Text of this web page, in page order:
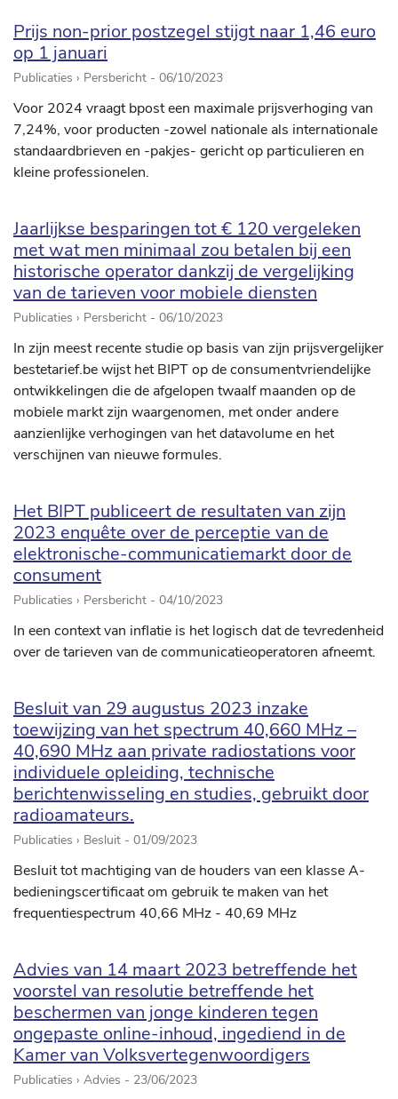
Prijs non-prior postzegel stijgt naar 1,46 euro
op 1 januari
Publicaties › Persbericht - 06/10/2023
Voor 2024 vraagt bpost een maximale prijsverhoging van
7,24%, voor producten -zowel nationale als internationale
standaardbrieven en -pakjes- gericht op particulieren en
kleine professionelen.
Jaarlijkse besparingen tot € 120 vergeleken
met wat men minimaal zou betalen bij een
historische operator dankzij de vergelijking
van de tarieven voor mobiele diensten
Publicaties › Persbericht - 06/10/2023
In zijn meest recente studie op basis van zijn prijsvergelijker
bestetarief.be wijst het BIPT op de consumentvriendelijke
ontwikkelingen die de afgelopen twaalf maanden op de
mobiele markt zijn waargenomen, met onder andere
aanzienlijke verhogingen van het datavolume en het
verschijnen van nieuwe formules.
Het BIPT publiceert de resultaten van zijn
2023 enquête over de perceptie van de
elektronische-communicatiemarkt door de
consument
Publicaties › Persbericht - 04/10/2023
In een context van inflatie is het logisch dat de tevredenheid
over de tarieven van de communicatieoperatoren afneemt.
Besluit van 29 augustus 2023 inzake
toewijzing van het spectrum 40,660 MHz –
40,690 MHz aan private radiostations voor
individuele opleiding, technische
berichtenwisseling en studies, gebruikt door
radioamateurs.
Publicaties › Besluit - 01/09/2023
Besluit tot machtiging van de houders van een klasse A-
bedieningscertificaat om gebruik te maken van het
frequentiespectrum 40,66 MHz - 40,69 MHz
Advies van 14 maart 2023 betreffende het
voorstel van resolutie betreffende het
beschermen van jonge kinderen tegen
ongepaste online-inhoud, ingediend in de
Kamer van Volksvertegenwoordigers
Publicaties › Advies - 23/06/2023